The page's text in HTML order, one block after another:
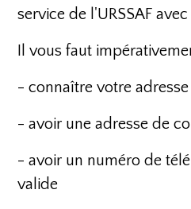
service de l'URSSAF
Il vous faut
- connaître votre
- avoir une adresse de
- avoir un numéro de
valide